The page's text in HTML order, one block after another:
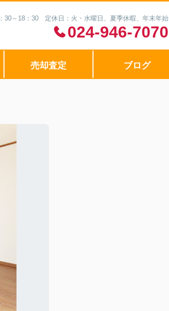
30～18：30 定休日：火・水曜日、夏季休暇、年末年始
024-946-7070
売却査定 ブログ